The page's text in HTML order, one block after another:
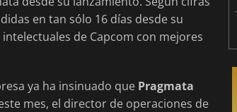
en tan sólo 16 días desde su
de Capcom con mejores
ya ha insinuado que Pragmata
mes, el director de operaciones de